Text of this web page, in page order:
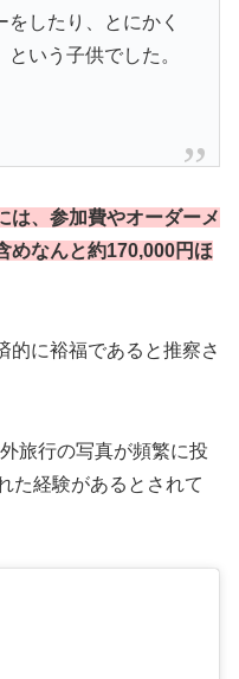
したり、とにかく
いう子供でした。
は、参加費やオーダーメ
めなんと約170,000円ほ
的に裕福であると推察さ
旅行の写真が頻繁に投
た経験があるとされて